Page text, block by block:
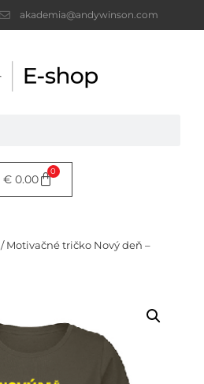
akademia@andywinson.com
€0.00
0
/ Motivačné tričko Nový deň –